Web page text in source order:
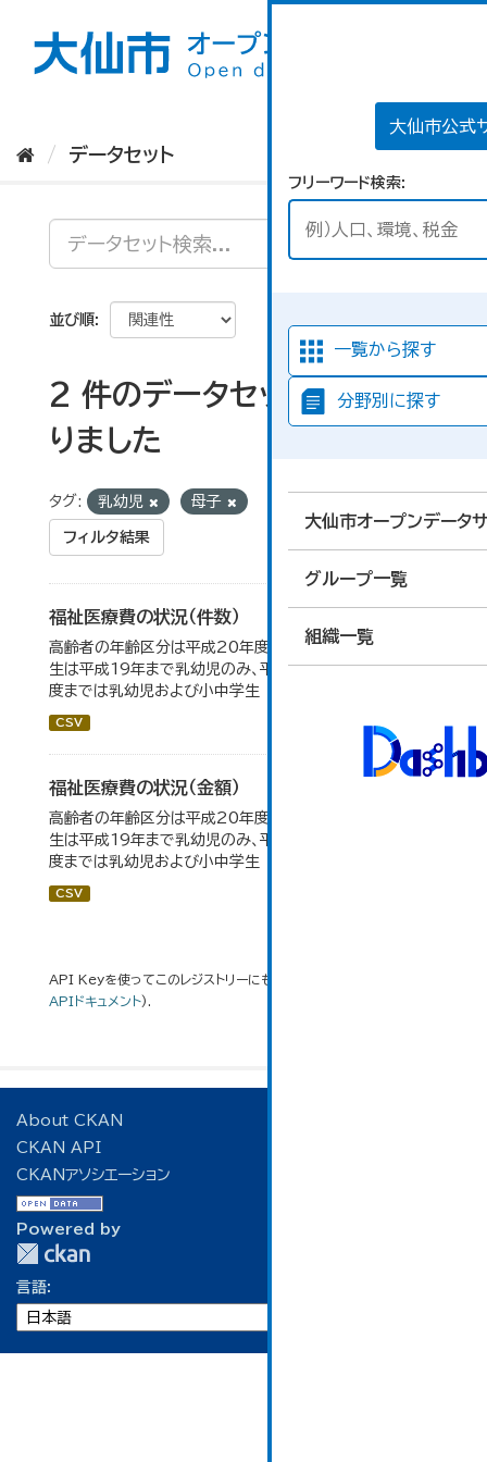
大仙市公式
フリーワード検索
一覧から探す
分野別に探す
大仙市オープンデータ
グループ一覧
組織一覧
データセット
並び順
2 件のデータセットが見つか
りました
タグ: 乳幼児 母子
フィルタ結果
福祉医療費の状況（件数）
高齢者の年齢区分は平成20年度から変更 乳幼児・小中高
生は平成19年まで乳幼児のみ、平成20年度から令和元年
度までは乳幼児および小中学生
CSV
福祉医療費の状況（金額）
高齢者の年齢区分は平成20年度から変更 乳幼児・小中高
生は平成19年まで乳幼児のみ、平成20年度から令和元年
度までは乳幼児および小中学生
CSV
API Keyを使ってこのレジストリーにもアクセス可能です
APIドキュメント).
About CKAN
CKAN API
CKANアソシエーション
Powered by
言語